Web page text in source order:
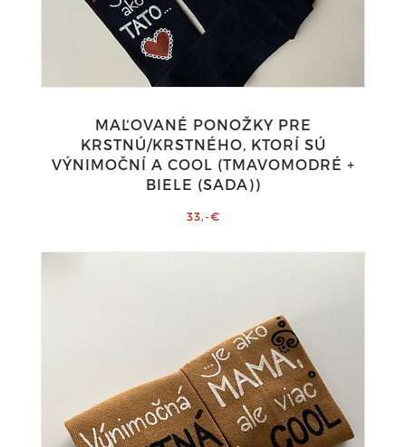
MAĽOVANÉ PONOŽKY PRE
KRSTNÚ/KRSTNÉHO, KTORÍ SÚ
VÝNIMOČNÍ A COOL (TMAVOMODRÉ +
BIELE (SADA))
33,-€